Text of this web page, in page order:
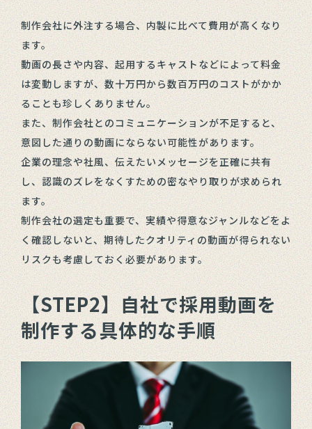
制作会社に外注する場合、内製に比べて費用が高くなり
ます。
動画の長さや内容、起用するキャストなどによって料金
は変動しますが、数十万円から数百万円のコストがかか
ることも珍しくありません。
また、制作会社とのコミュニケーションが不足すると、
意図した通りの動画にならない可能性があります。
企業の理念や社風、伝えたいメッセージを正確に共有
し、認識のズレをなくすための密なやり取りが求められ
ます。
制作会社の選定も重要で、実績や得意なジャンルなどをよ
く確認しないと、期待したクオリティの動画が得られない
リスクも考慮しておく必要があります。
【STEP2】自社で採用動画を
制作する具体的な手順